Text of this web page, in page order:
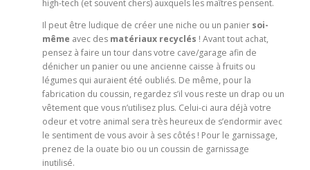
high-tech (et souvent chers) auxquels les maîtres pensent.
Il peut être ludique de créer une niche ou un panier soi-
même avec des matériaux recyclés ! Avant tout achat,
pensez à faire un tour dans votre cave/garage afin de
dénicher un panier ou une ancienne caisse à fruits ou
légumes qui auraient été oubliés. De même, pour la
fabrication du coussin, regardez s’il vous reste un drap ou un
vêtement que vous n’utilisez plus. Celui-ci aura déjà votre
odeur et votre animal sera très heureux de s’endormir avec
le sentiment de vous avoir à ses côtés ! Pour le garnissage,
prenez de la ouate bio ou un coussin de garnissage
inutilisé.